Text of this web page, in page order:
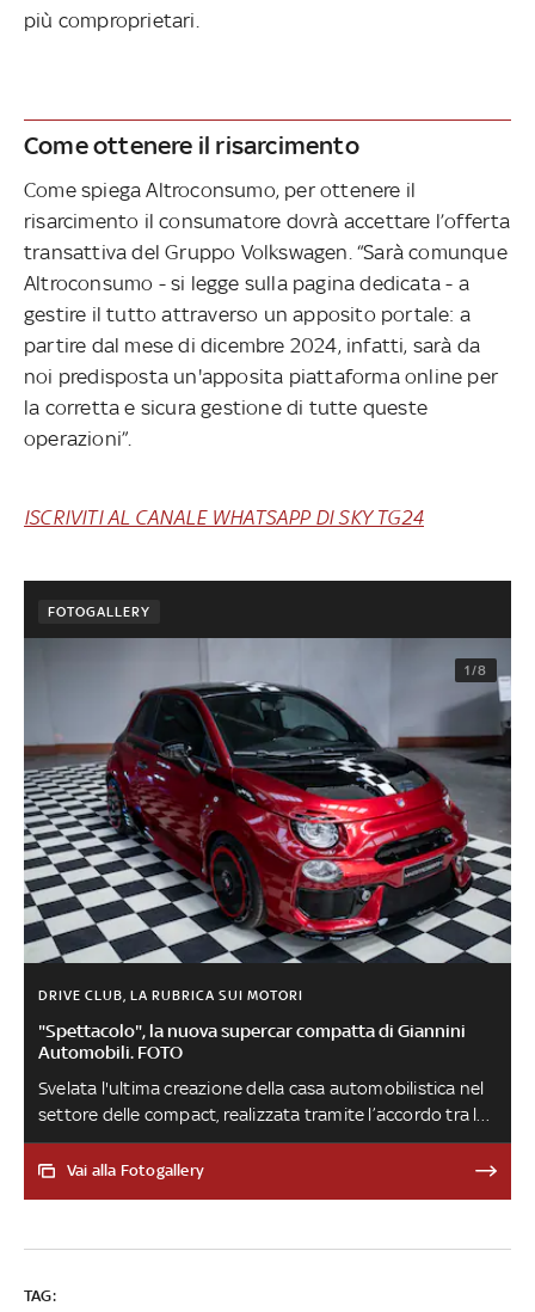
più comproprietari.
Come ottenere il risarcimento
Come spiega Altroconsumo, per ottenere il
risarcimento il consumatore dovrà accettare l’offerta
transattiva del Gruppo Volkswagen. “Sarà comunque
Altroconsumo - si legge sulla pagina dedicata - a
gestire il tutto attraverso un apposito portale: a
partire dal mese di dicembre 2024, infatti, sarà da
noi predisposta un'apposita piattaforma online per
la corretta e sicura gestione di tutte queste
operazioni”.
ISCRIVITI AL CANALE WHATSAPP DI SKY TG24
FOTOGALLERY
1/8
DRIVE CLUB, LA RUBRICA SUI MOTORI
"Spettacolo", la nuova supercar compatta di Giannini
Automobili. FOTO
Svelata l'ultima creazione della casa automobilistica nel
settore delle compact, realizzata tramite l’accordo tra la
licenziataria Impero e Maestri Design. Una livrea rossa
fiammante che mixa sportività, artigianalità,
massima di 280 Km/h. Ecco le foto di 'Spettacolo'
Vai alla Fotogallery
TAG: